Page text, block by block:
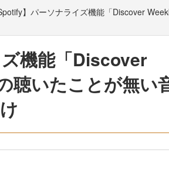
】パーソナライズ機能「Discover
機能「Discover
聴いたことが無い